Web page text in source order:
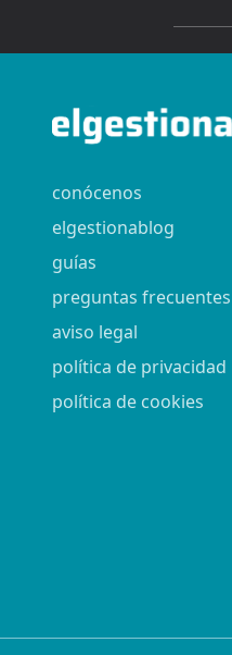
conócenos
elgestionablog
guías
preguntas frecuentes
aviso legal
política de privacidad
política de cookies